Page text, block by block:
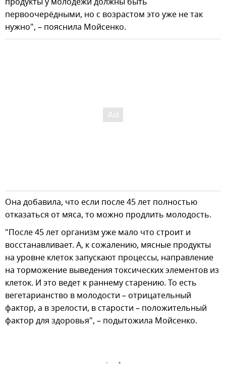
первоочерёдными, но с возрастом это уже не так
нужно", – пояснила Мойсенко.
Она добавила, что если после 45 лет полностью
отказаться от мяса, то можно продлить молодость.
"После 45 лет организм уже мало что строит и
восстанавливает. А, к сожалению, мясные продукты
на уровне клеток запускают процессы, направление
на торможение выведения токсических элементов из
клеток. И это ведет к раннему старению. То есть
вегетарианство в молодости – отрицательный
фактор, а в зрелости, в старости – положительный
фактор для здоровья", – подытожила Мойсенко.